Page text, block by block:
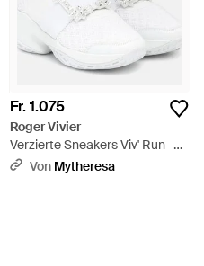
Fr. 1.075
Roger Vivier
Verzierte Sneakers Viv' Run -
WeißVon Mytheresa